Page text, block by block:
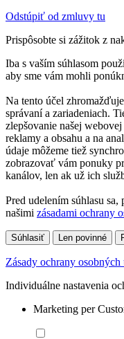
Odstúpiť od zmluvy tu
Prispôsobte si zážitok z
Iba s vaším súhlasom
aby sme vám mohli
Na tento účel
správaní a zariadeniach.
zlepšovanie našej
reklamy a obsahu a na
údaje môžeme tiež
zobrazovať vám ponuky
kanálov, len ak už ich
Pred udelením súhlasu sa,
našimi zásadami ochrany
Súhlasiť Len povinné
Zásady ochrany osobných
Individuálne nastavenia
Marketing per